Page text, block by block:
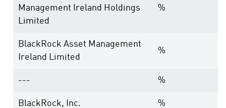
Management Ireland Holdings
Limited
%
BlackRock Asset Management
Ireland Limited
%
--- %
BlackRock, Inc. %